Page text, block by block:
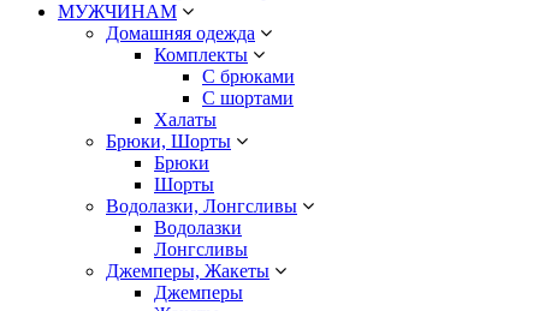
МУЖЧИНАМ
Домашняя одежда
Комплекты
С брюками
С шортами
Халаты
Брюки, Шорты
Брюки
Шорты
Водолазки, Лонгсливы
Водолазки
Лонгсливы
Джемперы, Жакеты
Джемперы